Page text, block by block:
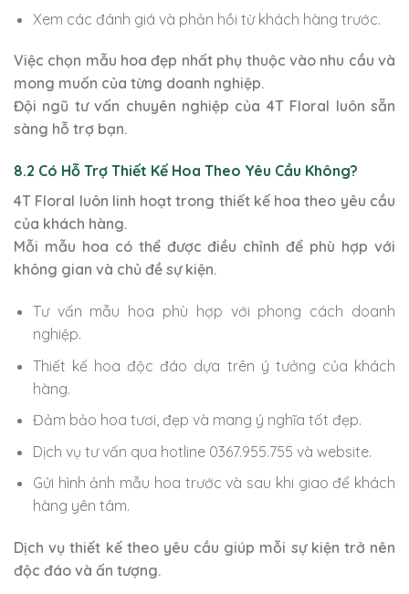
Xem các đánh giá và phản hồi từ khách hàng trước.
Việc chọn mẫu hoa đẹp nhất phụ thuộc vào nhu cầu và
mong muốn của từng doanh nghiệp.
Đội ngũ tư vấn chuyên nghiệp của 4T Floral luôn sẵn
sàng hỗ trợ bạn.
8.2 Có Hỗ Trợ Thiết Kế Hoa Theo Yêu Cầu Không?
4T Floral luôn linh hoạt trong thiết kế hoa theo yêu cầu
của khách hàng.
Mỗi mẫu hoa có thể được điều chỉnh để phù hợp với
không gian và chủ đề sự kiện.
Tư vấn mẫu hoa phù hợp với phong cách doanh
nghiệp.
Thiết kế hoa độc đáo dựa trên ý tưởng của khách
hàng.
Đảm bảo hoa tươi, đẹp và mang ý nghĩa tốt đẹp.
Dịch vụ tư vấn qua hotline 0367.955.755 và website.
Gửi hình ảnh mẫu hoa trước và sau khi giao để khách
hàng yên tâm.
Dịch vụ thiết kế theo yêu cầu giúp mỗi sự kiện trở nên
độc đáo và ấn tượng.